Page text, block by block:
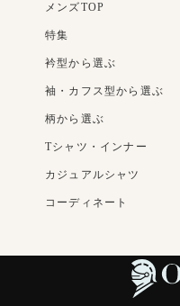
メンズTOP
特集
衿型から選ぶ
袖・カフス型から選ぶ
柄から選ぶ
Tシャツ・インナー
カジュアルシャツ
コーディネート
ネクタイ